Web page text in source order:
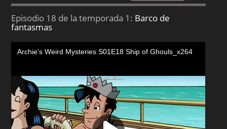
Episodio 18 de la temporada 1: Barco de
fantasmas